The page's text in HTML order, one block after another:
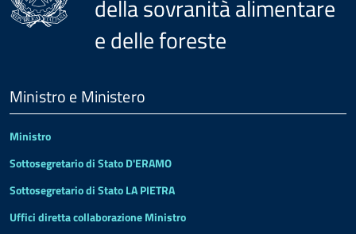
della sovranità alimentare
e delle foreste
Footer
Ministro e Ministero
Ministro
Sottosegretario di Stato D'ERAMO
Sottosegretario di Stato LA PIETRA
Uffici diretta collaborazione Ministro